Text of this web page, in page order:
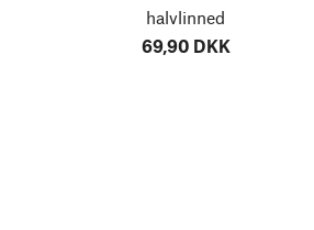
halvlinned
69,90 DKK